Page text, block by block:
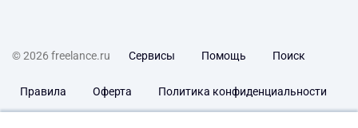
© 2026 freelance.ru Сервисы Помощь Поиск
Правила Оферта Политика конфиденциальности